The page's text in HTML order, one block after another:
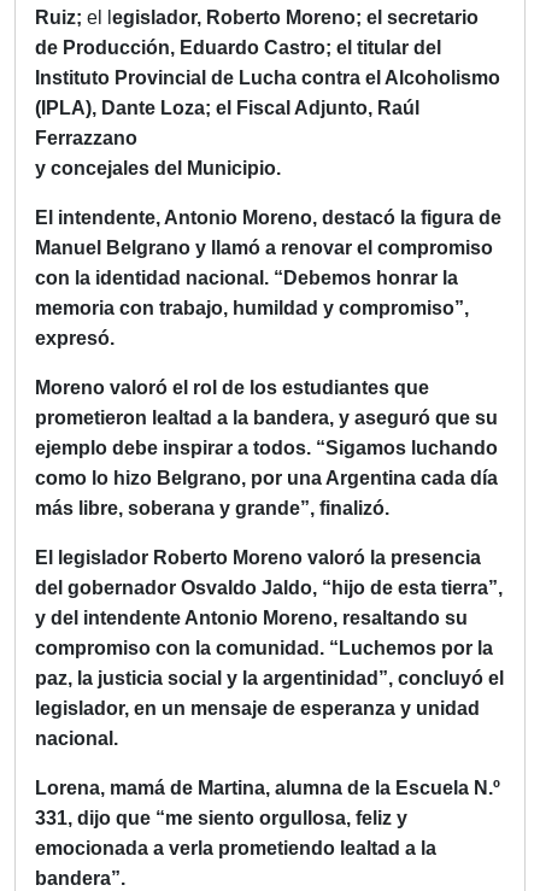
Ruiz; el l egislador, Roberto Moreno; el secretario
de Producción, Eduardo Castro; el titular del
Instituto Provincial de Lucha contra el Alcoholismo
(IPLA), Dante Loza; el Fiscal Adjunto, Raúl
Ferrazzano
y concejales del Municipio.
El intendente, Antonio Moreno, destacó la figura de
Manuel Belgrano y llamó a renovar el compromiso
con la identidad nacional. “Debemos honrar la
memoria con trabajo, humildad y compromiso”,
expresó.
Moreno valoró el rol de los estudiantes que
prometieron lealtad a la bandera, y aseguró que su
ejemplo debe inspirar a todos. “Sigamos luchando
como lo hizo Belgrano, por una Argentina cada día
más libre, soberana y grande”, finalizó.
El legislador Roberto Moreno valoró la presencia
del gobernador Osvaldo Jaldo, “hijo de esta tierra”,
y del intendente Antonio Moreno, resaltando su
compromiso con la comunidad. “Luchemos por la
paz, la justicia social y la argentinidad”, concluyó el
legislador, en un mensaje de esperanza y unidad
nacional.
Lorena, mamá de Martina, alumna de la Escuela N.º
331, dijo que “me siento orgullosa, feliz y
emocionada a verla prometiendo lealtad a la
bandera”.